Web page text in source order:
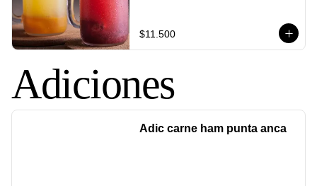
mezcla armoniosamente con las
burbujas que dan vida a esta bebida,
creando una explosión de sabores en
$11.500
Adiciones
Adic carne ham punta anca